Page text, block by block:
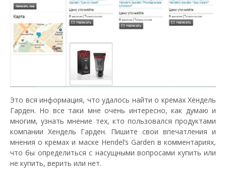
Это вся информация, что удалось найти о кремах Хендель
Гарден. Но все таки мне очень интересно, как думаю и
многим, узнать мнение тех, кто пользовался продуктами
компании Хендель Гарден. Пишите свои впечатления и
мнения о кремах и маске Hendel’s Garden в комментариях,
что бы определиться с насущными вопросами купить или
не купить, верить или нет.